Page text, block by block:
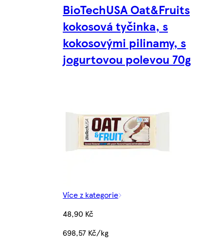
BioTechUSA Oat&Fruits
kokosová tyčinka, s
kokosovými pilinamy, s
jogurtovou polevou 70g
Více z kategorie
48,90 Kč
698,57 Kč/kg